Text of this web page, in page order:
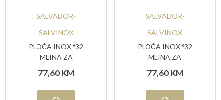
SALVADOR-
SALVINOX
PLOČA INOX °32
MLINA ZA
MLJEVENJE MESA
RUPA 4,5 MM
77,60KM
SALVADOR-
SALVINOX
PLOČA INOX °32
MLINA ZA
MLJEVENJE MESA
RUPA 8 MM
77,60KM